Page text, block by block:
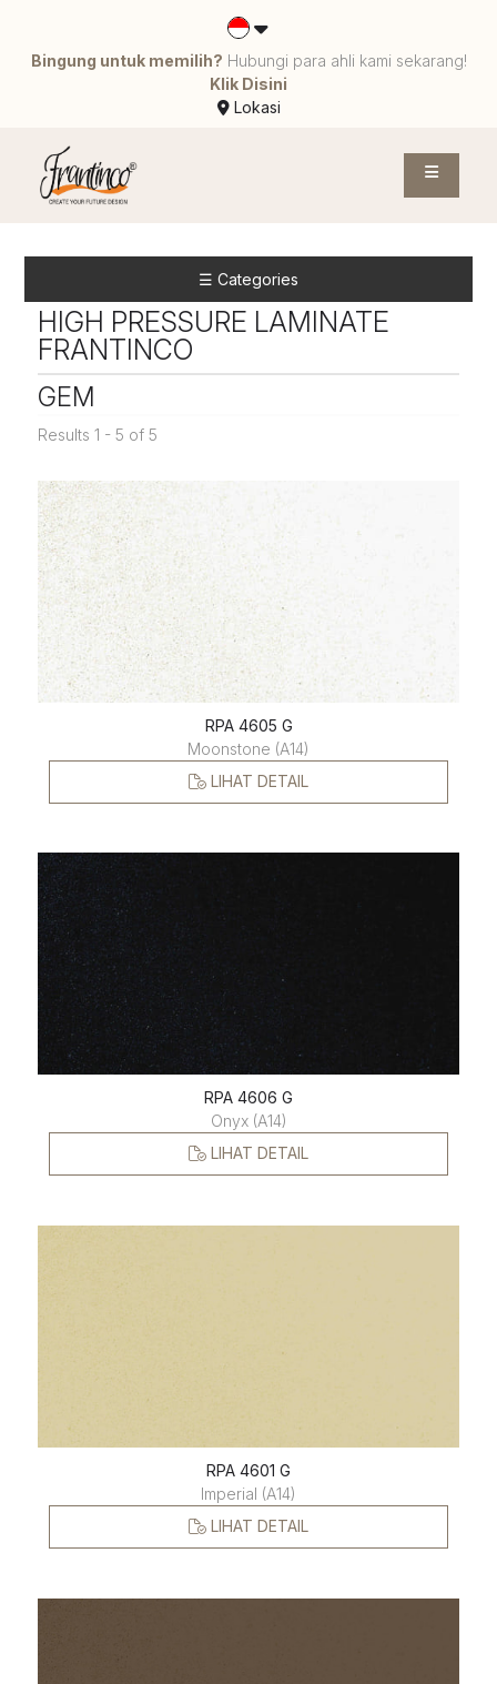
Bingung untuk memilih? Hubungi para ahli kami sekarang!
Klik Disini
Lokasi
☰ Categories
HIGH PRESSURE LAMINATE
FRANTINCO
GEM
Results 1 - 5 of 5
RPA 4605 G
Moonstone (A14)
LIHAT DETAIL
RPA 4606 G
Onyx (A14)
LIHAT DETAIL
RPA 4601 G
Imperial (A14)
LIHAT DETAIL